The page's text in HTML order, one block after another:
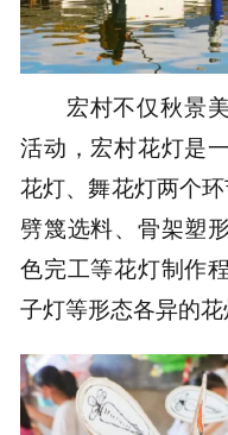
宏村不仅秋景
活动，宏村花灯是
花灯、舞花灯两个
劈篾选料、骨架塑
色完工等花灯制作
子灯等形态各异的花